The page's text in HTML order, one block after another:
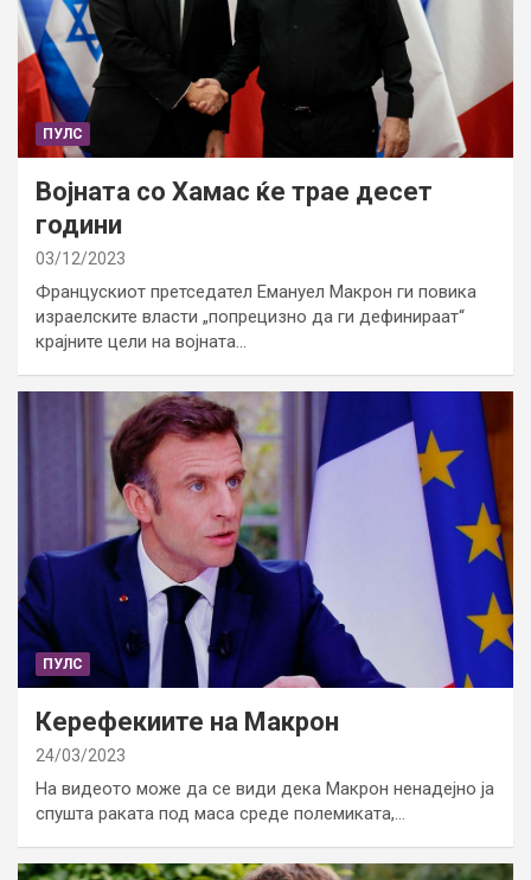
ПУЛС
Војната со Хамас ќе трае десет
години
03/12/2023
Францускиот претседател Емануел Макрон ги повика
израелските власти „попрецизно да ги дефинираат“
крајните цели на војната…
ПУЛС
Керефекиите на Макрон
24/03/2023
На видеото може да се види дека Макрон ненадејно ја
спушта раката под маса среде полемиката,…